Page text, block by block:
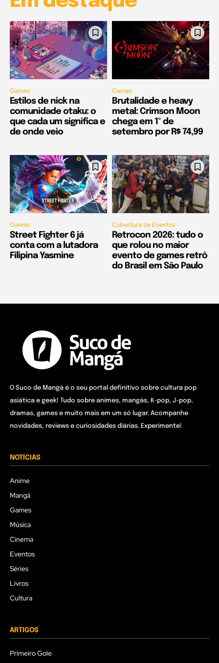
Games
Estilos de nick na
comunidade otaku: o
que cada um significa e
de onde veio
Games
Brutalidade e heavy
metal: Crimson Moon
chega em 1º de
setembro por R$ 74,99
Games
Street Fighter 6 já
conta com a lutadora
Filipina Yasmine
Cobertura de Eventos
Retrocon 2026: tudo o
que rolou no maior
evento de games retrô
do Brasil em São Paulo
O Suco de Mangá é o seu portal definitivo sobre cultura pop
asiática e geek! Tudo sobre animes, mangás, K-pop, J-pop,
dramas, games e muito mais em um só lugar. Acompanhe
novidades, reviews e curiosidades diárias. Experimente!
NOTÍCIAS
Anime
Mangá
Games
Música
Cinema
Eventos
Séries
Livros
Cultura
ARTIGOS
Primeiro Gole